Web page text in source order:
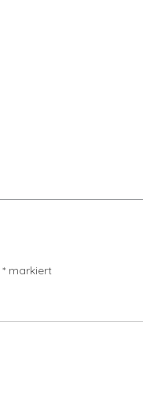
* markiert